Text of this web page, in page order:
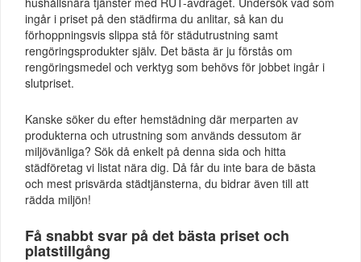
ingår i priset på den städfirma du anlitar, så kan du
förhoppningsvis slippa stå för städutrustning samt
rengöringsprodukter själv. Det bästa är ju förstås om
rengöringsmedel och verktyg som behövs för jobbet ingår i
slutpriset.
Kanske söker du efter hemstädning där merparten av
produkterna och utrustning som används dessutom är
miljövänliga? Sök då enkelt på denna sida och hitta
städföretag vi listat nära dig. Då får du inte bara de bästa
och mest prisvärda städtjänsterna, du bidrar även till att
rädda miljön!
Få snabbt svar på det bästa priset och
platstillgång